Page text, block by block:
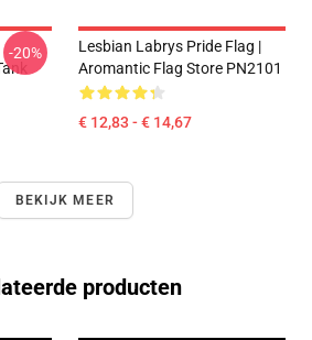
-20%
Lesbian Labrys Pride Flag |
Aromantic Flag Store PN2101
€ 12,83 - € 14,67
BEKIJK MEER
producten